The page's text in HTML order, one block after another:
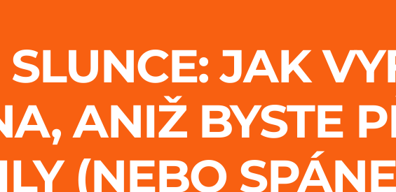
JAK
ANIŽ BYSTE
(NEBO